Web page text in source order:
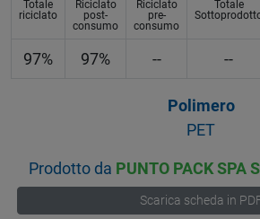
Totale
riciclato
Riciclato
post-
consumo
Riciclato
pre-
consumo
Totale
97% 97% -- --
Polimero
PET
Prodotto da PUNTO PACK SPA
Scarica scheda in